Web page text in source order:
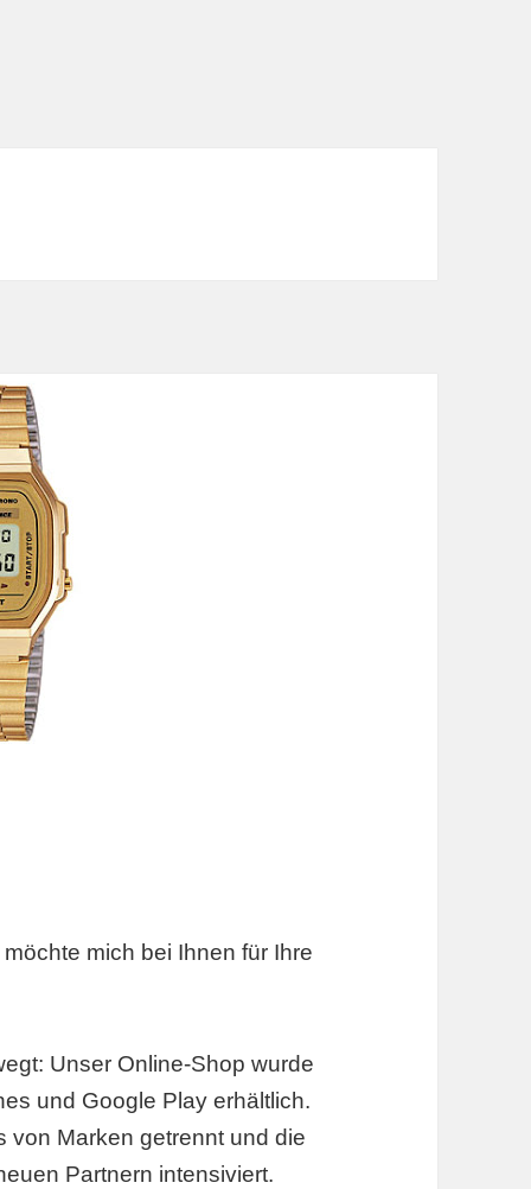
mich bei Ihnen für Ihre
Unser Online-Shop wurde
und Google Play erhältlich.
von Marken getrennt und die
Partnern intensiviert.